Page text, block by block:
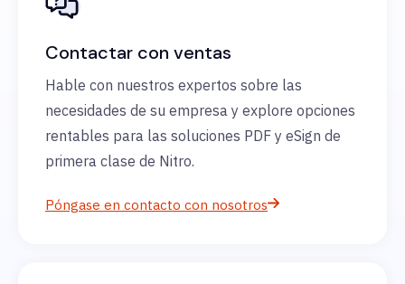
Contactar con ventas
Hable con nuestros expertos sobre las
necesidades de su empresa y explore opciones
rentables para las soluciones PDF y eSign de
primera clase de Nitro.
Póngase en contacto con nosotros